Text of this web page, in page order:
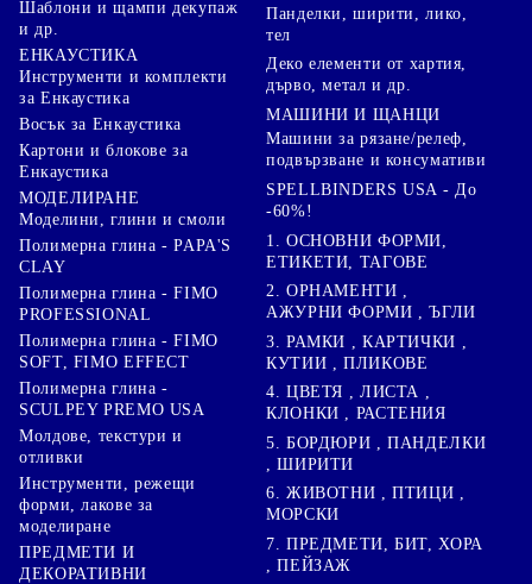
Шаблони и щампи декупаж
и др.
ЕНКАУСТИКА
Инструменти и комплекти
за Енкаустика
Восък за Енкаустика
Картони и блокове за
Енкаустика
МОДЕЛИРАНЕ
Моделини, глини и смоли
Полимерна глина - PAPA'S
CLAY
Полимерна глина - FIMO
PROFESSIONAL
Полимерна глина - FIMO
SOFT, FIMO EFFECT
Полимерна глина -
SCULPEY PREMO USA
Молдове, текстури и
отливки
Инструменти, режещи
форми, лакове за
моделиране
ПРЕДМЕТИ И
ДЕКОРАТИВНИ
Панделки, ширити, лико,
тел
Деко елементи от хартия,
дърво, метал и др.
МАШИНИ И ЩАНЦИ
Машини за рязане/релеф,
подвързване и консумативи
SPELLBINDERS USA - До
-60%!
1. ОСНОВНИ ФОРМИ,
ЕТИКЕТИ, ТАГОВЕ
2. ОРНАМЕНТИ ,
АЖУРНИ ФОРМИ , ЪГЛИ
3. РАМКИ , КАРТИЧКИ ,
КУТИИ , ПЛИКОВЕ
4. ЦВЕТЯ , ЛИСТА ,
КЛОНКИ , РАСТЕНИЯ
5. БОРДЮРИ , ПАНДЕЛКИ
, ШИРИТИ
6. ЖИВОТНИ , ПТИЦИ ,
МОРСКИ
7. ПРЕДМЕТИ, БИТ, ХОРА
, ПЕЙЗАЖ